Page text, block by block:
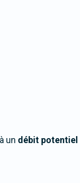
un débit potentiel